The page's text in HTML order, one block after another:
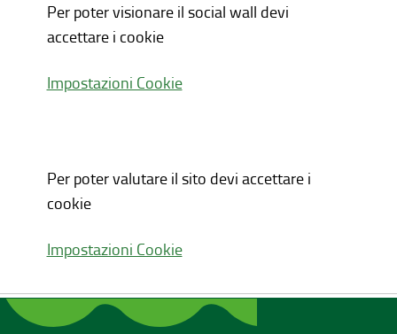
Per poter visionare il social wall devi
accettare i cookie
Impostazioni Cookie
Per poter valutare il sito devi accettare i
cookie
Impostazioni Cookie